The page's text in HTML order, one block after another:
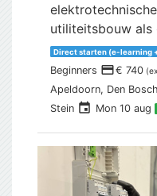
utiliteitsbouw als
Direct starten (e-learning
Beginners payment€ 740
Apeldoorn, Den
Stein event Mon 10 aug